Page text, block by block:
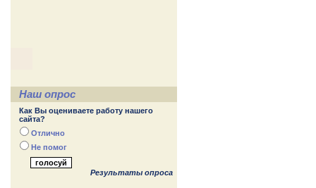
Наш опрос
Как Вы оцениваете работу нашего
сайта?
Отлично
Не помог
Результаты опроса